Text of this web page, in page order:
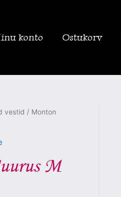
konto Ostukorv
vestid / Monton
M